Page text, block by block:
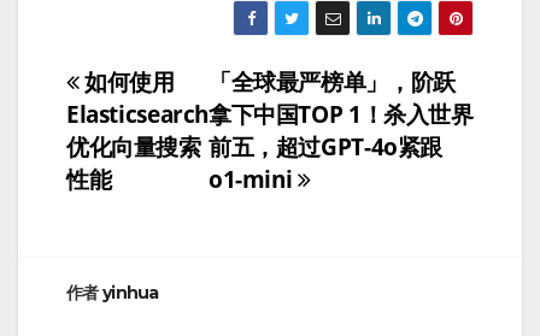
文
章
导
「全球最严榜单」，阶跃
拿下中国TOP 1！杀入世界
前五，超过GPT-4o紧跟
o1-mini
如何使用
Elasticsearch
优化向量搜索
性能
作者yinhua